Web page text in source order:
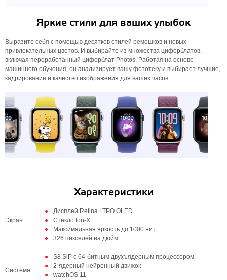
Яркие стили для ваших улыбок
Выразите себя с помощью десятков стилей ремешков и новых
привлекательных цветов. И выбирайте из множества циферблатов,
включая переработанный циферблат Photos. Работая на основе
машинного обучения, он анализирует вашу фототеку и выбирает лучшие,
кадрирование и качество изображения для ваших часов
Характеристики
Экран
Дисплей Retina LTPO OLED
Стекло Ion-X
Максимальная яркость до 1000 нит
326 пикселей на дюйм
Система
S8 SiP с 64-битным двухъядерным процессором
2-ядерный нейронный движок
watchOS 11